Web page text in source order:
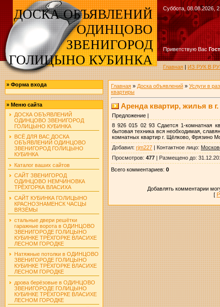
ДОСКА ОБЪЯВЛЕНИЙ
ОДИНЦОВО
ЗВЕНИГОРОД
ГОЛИЦЫНО КУБИНКА
Суббота, 08.08.2026,
Приветствую Вас
Главная|ИЗ РУК В
» Форма входа
» Меню сайта
ДОСКА ОБЪЯВЛЕНИЙ
ОДИНЦОВО ЗВЕНИГОРОД
ГОЛИЦЫНО КУБИНКА
ВСЁ ДЛЯ ВАС ДОСКА
ОБЪЯВЛЕНИЙ ОДИНЦОВО
ЗВЕНИГОРОД ГОЛИЦЫНО
КУБИНКА
Каталог ваших сайтов
САЙТ ЗВЕНИГОРОД
ОДИНЦОВО НЕМЧИНОВКА
ТРЁХГОРКА ВЛАСИХА
САЙТ КУБИНКА ГОЛИЦЫНО
КРАСНОЗНАМЕНСК ЧАСЦЫ
ВЯЗЁМЫ
стальные двери решётки
гаражные ворота в ОДИНЦОВО
ЗВЕНИГОРОДЕ ГОЛИЦЫНО
КУБИНКЕ ТРЁХГОРКЕ ВЛАСИХЕ
ЛЕСНОМ ГОРОДКЕ
Натяжные потолки в ОДИНЦОВО
ЗВЕНИГОРОДЕ ГОЛИЦЫНО
КУБИНКЕ ТРЁХГОРКЕ ВЛАСИХЕ
ЛЕСНОМ ГОРОДКЕ
дрова берёзовые в ОДИНЦОВО
ЗВЕНИГОРОДЕ ГОЛИЦЫНО
КУБИНКЕ ТРЁХГОРКЕ ВЛАСИХЕ
ЛЕСНОМ ГОРОДКЕ
Главная» Доска объявлений» Услуги в
квартиры
Аренда квартир, жилья в
Предложение |
8 926 015 02 93 Сдается 1-комнатная
бытовая техника вся необходимая,
комнатных квартир г. Щёлково, Фрязино
Добавил: rjm227| Контактное лицо:
Просмотров: 477| Размещено до:
Всего комментариев: 0
Добавлять комментарии
[